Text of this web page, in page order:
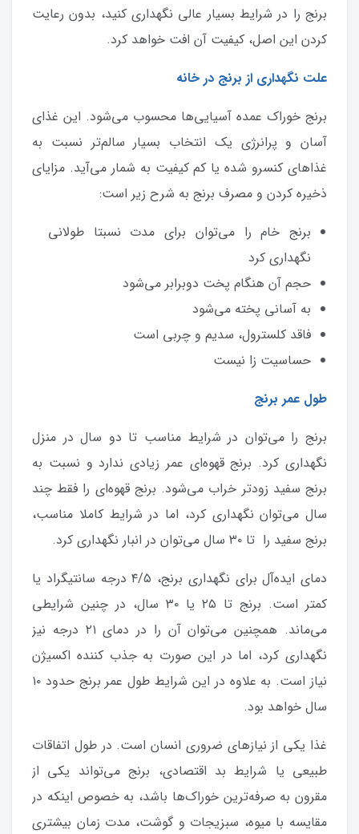
برنج را در شرایط بسیار عالی نگهداری کنید، بدون رعایت
کردن این اصل، کیفیت آن افت خواهد کرد.
علت نگهداری از برنج در خانه
برنج خوراک عمده آسیایی‌ها محسوب می‌شود. این غذای
آسان و پرانرژی یک انتخاب بسیار سالم‌تر نسبت به
غذا‌های کنسرو شده یا کم کیفیت به شمار می‌آید. مزایای
ذخیره کردن و مصرف برنج به شرح زیر است:
برنج خام را می‌توان برای مدت نسبتا طولانی
نگهداری کرد
حجم آن هنگام پخت دوبرابر می‌شود
به آسانی پخته می‌شود
فاقد کلسترول، سدیم و چربی است
حساسیت زا نیست
طول عمر برنج
برنج را می‌توان در شرایط مناسب تا دو سال در منزل
نگهداری کرد. برنج قهوه‌ای عمر زیادی ندارد و نسبت به
برنج سفید زودتر خراب می‌شود. برنج قهوه‌ای را فقط چند
سال می‌توان نگهداری کرد، اما در شرایط کاملا مناسب،
برنج سفید را تا ۳۰ سال می‌توان در انبار نگهداری کرد.
دمای ایده‌آل برای نگهداری برنج، ۴/۵ درجه سانتیگراد یا
کمتر است. برنج تا ۲۵ یا ۳۰ سال، در چنین شرایطی
می‌ماند. همچنین می‌توان آن را در دمای ۲۱ درجه نیز
نگهداری کرد، اما در این صورت به جذب کننده‌ اکسیژن
نیاز است. به علاوه در این شرایط طول عمر برنج حدود ۱۰
سال خواهد بود.
غذا یکی از نیاز‌های ضروری انسان است. در طول اتفاقات
طبیعی یا شرایط بد اقتصادی، برنج می‌تواند یکی از
مقرون به صرفه‌ترین خوراک‌ها باشد، به خصوص اینکه در
مقایسه با میوه، سبزیجات و گوشت، مدت زمان بیشتری